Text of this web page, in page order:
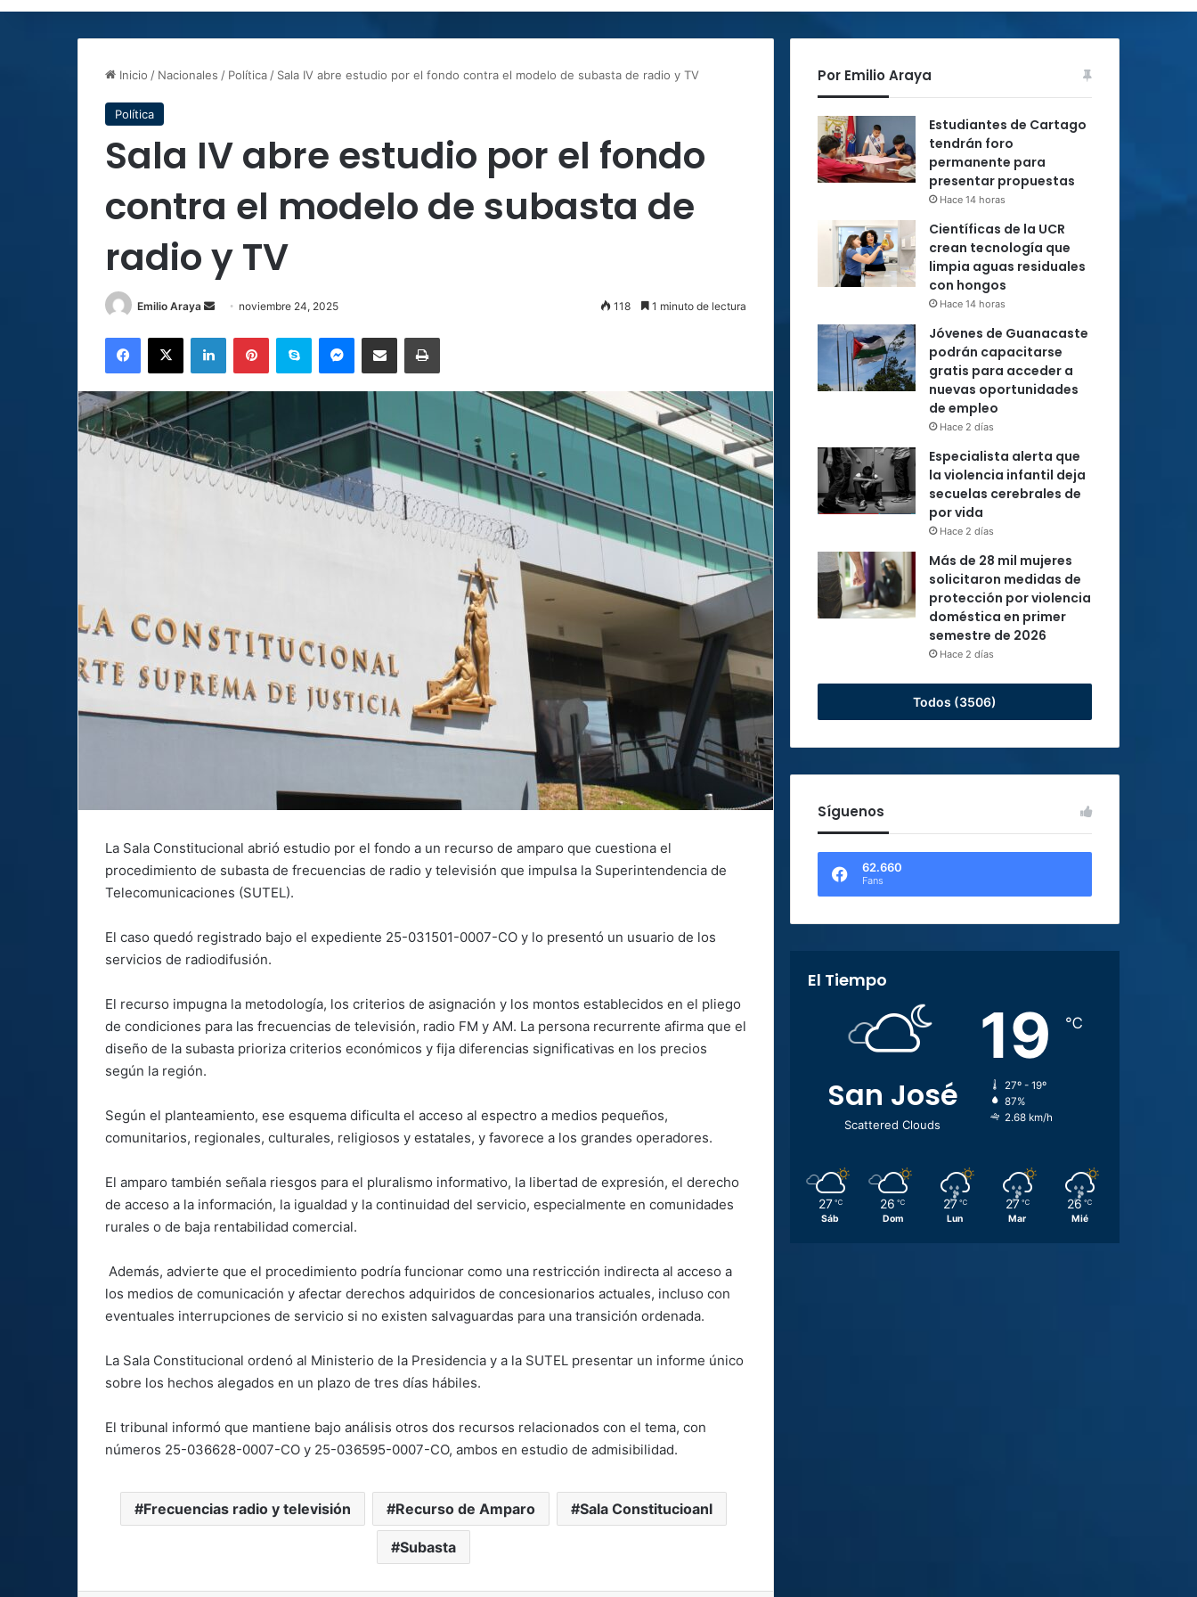
Inicio / Nacionales / Política / Sala IV abre estudio por el fondo contra el modelo de subasta de radio y TV
Política
Sala IV abre estudio por el fondo
contra el modelo de subasta de
radio y TV
Emilio Araya
Send noviembre 24, 2025 118 1 minuto de lectura
Facebook
X LinkedInPinterestSkype MessengerCompartir por correo electrónicoImprimir
La Sala Constitucional abrió estudio por el fondo a un recurso de amparo que cuestiona el
procedimiento de subasta de frecuencias de radio y televisión que impulsa la Superintendencia de
Telecomunicaciones (SUTEL).
El caso quedó registrado bajo el expediente 25-031501-0007-CO y lo presentó un usuario de los
servicios de radiodifusión.
El recurso impugna la metodología, los criterios de asignación y los montos establecidos en el pliego
de condiciones para las frecuencias de televisión, radio FM y AM. La persona recurrente afirma que el
diseño de la subasta prioriza criterios económicos y fija diferencias significativas en los precios
según la región.
Según el planteamiento, ese esquema dificulta el acceso al espectro a medios pequeños,
comunitarios, regionales, culturales, religiosos y estatales, y favorece a los grandes operadores.
El amparo también señala riesgos para el pluralismo informativo, la libertad de expresión, el derecho
de acceso a la información, la igualdad y la continuidad del servicio, especialmente en comunidades
rurales o de baja rentabilidad comercial.
Además, advierte que el procedimiento podría funcionar como una restricción indirecta al acceso a
los medios de comunicación y afectar derechos adquiridos de concesionarios actuales, incluso con
eventuales interrupciones de servicio si no existen salvaguardas para una transición ordenada.
La Sala Constitucional ordenó al Ministerio de la Presidencia y a la SUTEL presentar un informe único
sobre los hechos alegados en un plazo de tres días hábiles.
El tribunal informó que mantiene bajo análisis otros dos recursos relacionados con el tema, con
números 25-036628-0007-CO y 25-036595-0007-CO, ambos en estudio de admisibilidad.
Frecuencias radio y televisión Recurso de Amparo Sala Constitucioanl
Subasta
Por Emilio Araya
Estudiantes de Cartago
tendrán foro
permanente para
presentar propuestas
Hace 14 horas
Científicas de la UCR
crean tecnología que
limpia aguas residuales
con hongos
Hace 14 horas
Jóvenes de Guanacaste
podrán capacitarse
gratis para acceder a
nuevas oportunidades
de empleo
Hace 2 días
Especialista alerta que
la violencia infantil deja
secuelas cerebrales de
por vida
Hace 2 días
Más de 28 mil mujeres
solicitaron medidas de
protección por violencia
doméstica en primer
semestre de 2026
Hace 2 días
Todos (3506)
Síguenos
62.660
Fans
El Tiempo
San José
Scattered Clouds
19 ℃
27º - 19º
87%
2.68 km/h
27 ℃
Sáb
26 ℃
Dom
27 ℃
Lun
27 ℃
Mar
26 ℃
Mié